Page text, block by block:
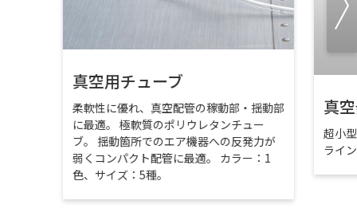
真空用チューブ
柔軟性に優れ、真空配管の稼動部・揺動部
に最適。 極軟質のポリウレタンチュー
ブ。 揺動箇所でのエア機器への反発力が
弱くコンパクト配管に最適。 カラー：1
色、サイズ：5種。
真
超小
ライ